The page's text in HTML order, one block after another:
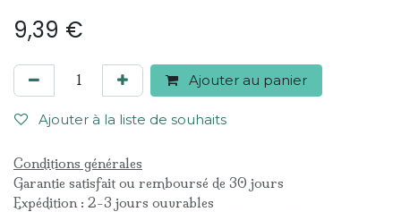
9,39 €
Ajouter au panier
Ajouter à la liste de souhaits
Conditions générales
Garantie satisfait ou remboursé de 30 jours
Expédition : 2-3 jours ouvrables